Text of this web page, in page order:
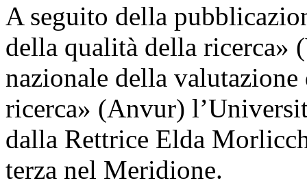
A seguito della
della qualità della ricerca»
nazionale della
ricerca» (Anvur)
dalla Rettrice Elda
terza nel Meridione.